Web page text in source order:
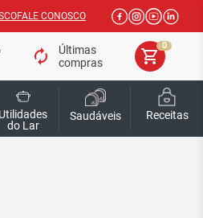
FALE CONOSCO
autorenew
Últimas
compras
shopping_cart
0
Utilidades
do Lar
Saudáveis Receitas